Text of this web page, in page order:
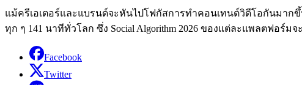
แม้ครีเอเตอร์และแบรนด์จะหันไปโฟกัสการทำคอนเทนต์วิดีโอกันมาก
ทุก ๆ 141 นาทีทั่วโลก ซึ่ง Social Algorithm 2026 ของแต่ละแพลตฟอร์ม
Facebook
Twitter